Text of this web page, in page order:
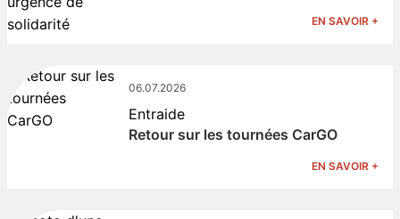
EN SAVOIR +
06.07.2026
Entraide
Retour sur les tournées CarGO
EN SAVOIR +